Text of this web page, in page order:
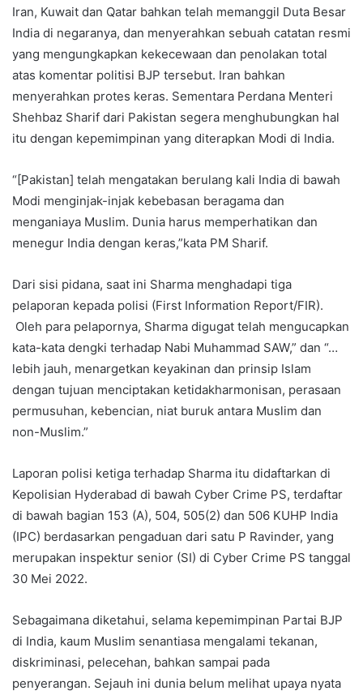
Iran, Kuwait dan Qatar bahkan telah memanggil Duta Besar
India di negaranya, dan menyerahkan sebuah catatan resmi
yang mengungkapkan kekecewaan dan penolakan total
atas komentar politisi BJP tersebut. Iran bahkan
menyerahkan protes keras. Sementara Perdana Menteri
Shehbaz Sharif dari Pakistan segera menghubungkan hal
itu dengan kepemimpinan yang diterapkan Modi di India.
“[Pakistan] telah mengatakan berulang kali India di bawah
Modi menginjak-injak kebebasan beragama dan
menganiaya Muslim. Dunia harus memperhatikan dan
menegur India dengan keras,”kata PM Sharif.
Dari sisi pidana, saat ini Sharma menghadapi tiga
pelaporan kepada polisi (First Information Report/FIR).
Oleh para pelapornya, Sharma digugat telah mengucapkan
kata-kata dengki terhadap Nabi Muhammad SAW,” dan “…
lebih jauh, menargetkan keyakinan dan prinsip Islam
dengan tujuan menciptakan ketidakharmonisan, perasaan
permusuhan, kebencian, niat buruk antara Muslim dan
non-Muslim.”
Laporan polisi ketiga terhadap Sharma itu didaftarkan di
Kepolisian Hyderabad di bawah Cyber ​​Crime PS, terdaftar
di bawah bagian 153 (A), 504, 505(2) dan 506 KUHP India
(IPC) berdasarkan pengaduan dari satu P Ravinder, yang
merupakan inspektur senior (SI) di Cyber ​​Crime PS tanggal
30 Mei 2022.
Sebagaimana diketahui, selama kepemimpinan Partai BJP
di India, kaum Muslim senantiasa mengalami tekanan,
diskriminasi, pelecehan, bahkan sampai pada
penyerangan. Sejauh ini dunia belum melihat upaya nyata